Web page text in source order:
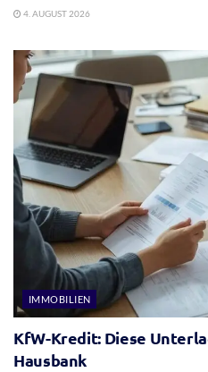
4. AUGUST 2026
IMMOBILIEN
KfW-Kredit: Diese
Hausbank